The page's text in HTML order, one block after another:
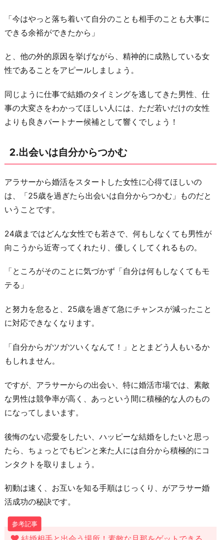
て
4.
は
見
目
5.
子
よ
り
も
庭
力」
条
件
つ
に
し
ぼ
て
お
わ
に
「今はやっと落ち着いて自分のことも相手のことも大事に
できる余裕ができたから」
と、他の外的原因を挙げながら、精神的に成熟している女
性であることをアピールしましょう。
同じように仕事で結婚のタイミングを逃してきた男性、仕
事の大変さをわかってほしい人には、ただ若いだけの女性
よりも良きパートナー候補として響くでしょう！
2.出会いは自分からつかむ
アラサーから婚活をスタートした女性に心得てほしいの
は、「25歳を過ぎたら出会いは自分からつかむ」ものだと
いうことです。
24歳まではどんな女性でも若さで、何もしなくても男性が
向こうから近寄ってくれたり、優しくしてくれるもの。
「ところがそのことに気づかず「自分は何もしなくてもモ
テる」
と努力を怠ると、25歳を過ぎて急にチャンスが減ったこと
に対応できなくなります。
「自分からガツガツいくなんて！」ととまどう人もいるか
もしれません。
ですが、アラサーからの出会い、特に婚活市場では、素敵
な男性は競争率が高く、あっという間に積極的な人のもの
になってしまいます。
後悔のない恋愛をしたい、ハッピーな結婚をしたいと思っ
たら、ちょっとでもピンと来た人には自分から積極的にコ
ンタクトを取りましょう。
初動は速く、お互いを知る手順はじっくり、がアラサー婚
活成功の秘訣です。